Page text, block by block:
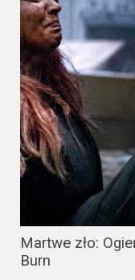
Martwe zło:
Burn